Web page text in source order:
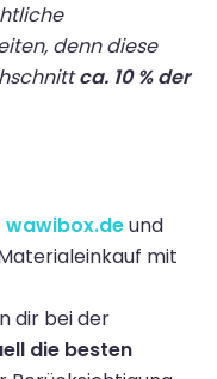
denn diese
ca. 10 % der
wawibox.deund
mit
dir bei der
die besten